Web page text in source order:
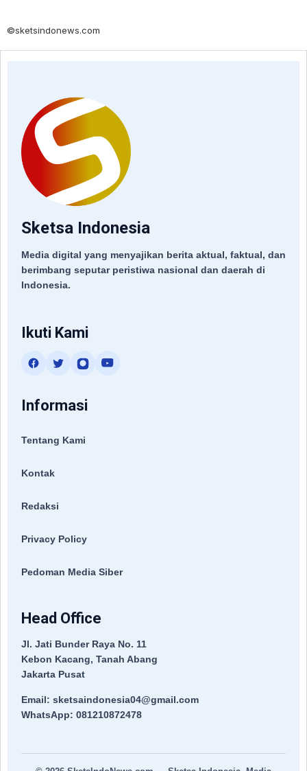
©sketsindonews.com
Sketsa Indonesia
Media digital yang menyajikan berita aktual, faktual, dan
berimbang seputar peristiwa nasional dan daerah di
Indonesia.
Ikuti Kami
Informasi
Tentang Kami
Kontak
Redaksi
Privacy Policy
Pedoman Media Siber
Head Office
Jl. Jati Bunder Raya No. 11
Kebon Kacang, Tanah Abang
Jakarta Pusat
Email: sketsaindonesia04@gmail.com
WhatsApp: 081210872478